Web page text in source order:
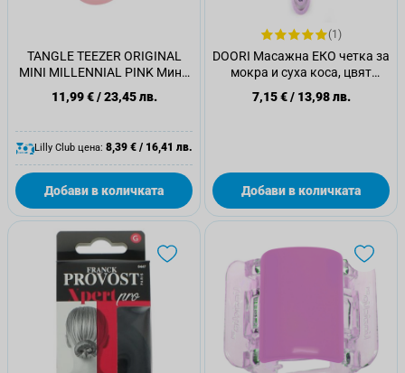
TANGLE TEEZER ORIGINAL
MINI MILLENNIAL PINK Мини
11,99 €/23,45 лв.
Lilly Club цена: 8,39 €/ 16,41 лв.
Добави в количката
(1)
DOORI Масажна ЕКО четка за
мокра и суха коса, цвят
7,15 €/ 13,98 лв.
Добави в количката